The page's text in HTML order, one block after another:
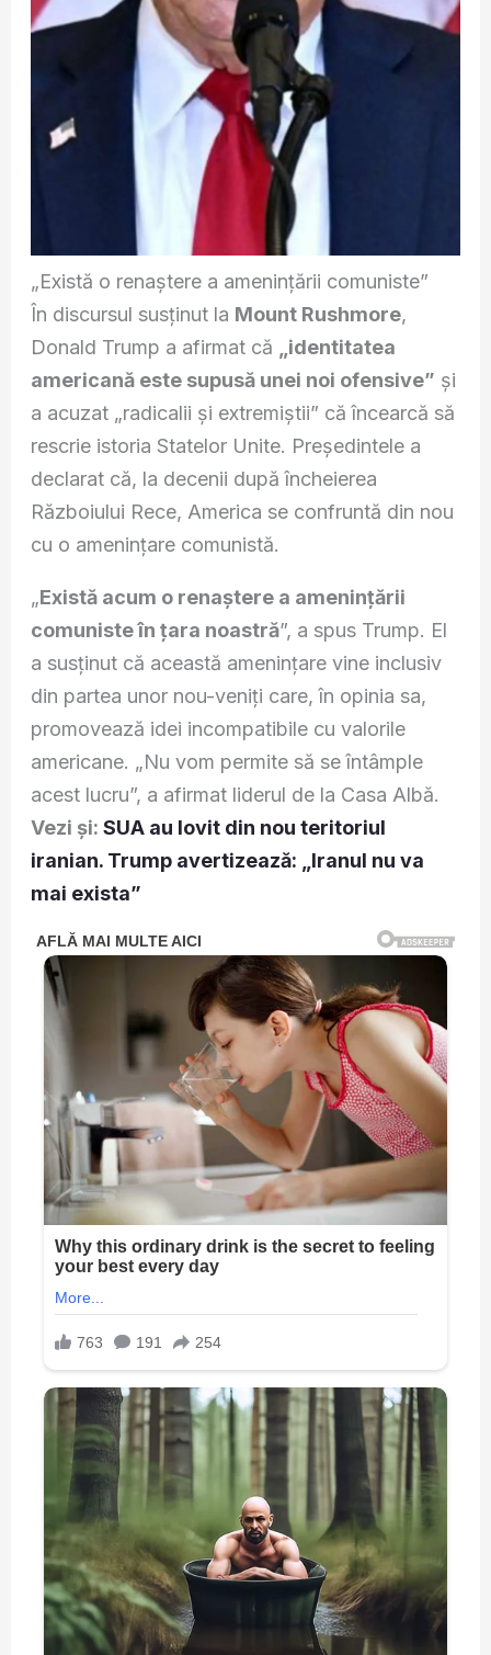
„Există o renaștere a amenințării comuniste”
În discursul susținut la Mount Rushmore,
Donald Trump a afirmat că
„identitatea
americană este supusă unei noi ofensive” și
a acuzat „radicalii și extremiștii” că încearcă să
rescrie istoria Statelor Unite. Președintele a
declarat că, la decenii după încheierea
Războiului Rece, America se confruntă din nou
cu o amenințare comunistă.
„Există acum o renaștere a amenințării
comuniste în țara noastră”, a spus Trump. El
a susținut că această amenințare vine inclusiv
din partea unor nou-veniți care, în opinia sa,
promovează idei incompatibile cu valorile
americane. „Nu vom permite să se întâmple
acest lucru”, a afirmat liderul de la Casa Albă.
Vezi și: SUA au lovit din nou teritoriul
iranian. Trump avertizează: „Iranul nu va
mai exista”